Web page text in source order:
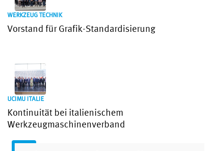
WERKZEUG TECHNIK
Vorstand für Grafik-Standardisierung
UCIMU ITALIE
Kontinuität bei italienischem
Werkzeugmaschinenverband